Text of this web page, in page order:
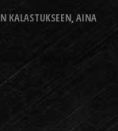
KALASTUKSEEN, AINA